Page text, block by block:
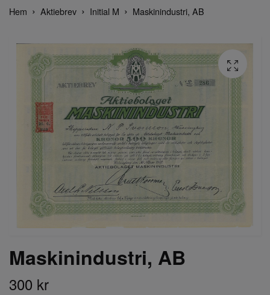
Hem Aktiebrev Initial M Maskinindustri, AB
Maskinindustri, AB
300 kr